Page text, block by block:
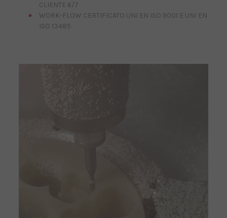
CLIENTE 6/7
WORK-FLOW CERTIFICATO UNI EN ISO 9001 E UNI EN
ISO 13485